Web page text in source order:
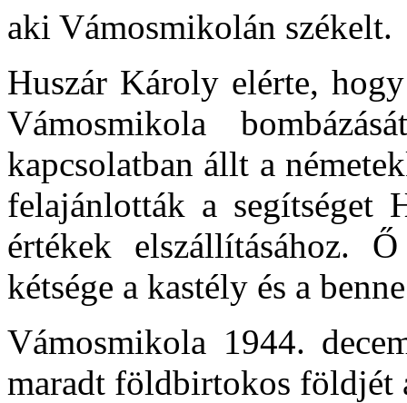
aki Vámosmikolán székelt.
Huszár Károly elérte,
Vámosmikola
kapcsolatban állt a
felajánlották a segítséget
értékek elszállításához.
kétsége a kastély és a
Vámosmikola 1944.
maradt földbirtokos földjét